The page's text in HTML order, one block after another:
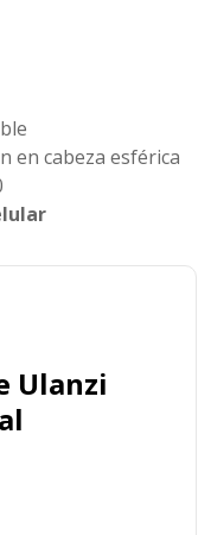
en cabeza esférica
Ulanzi